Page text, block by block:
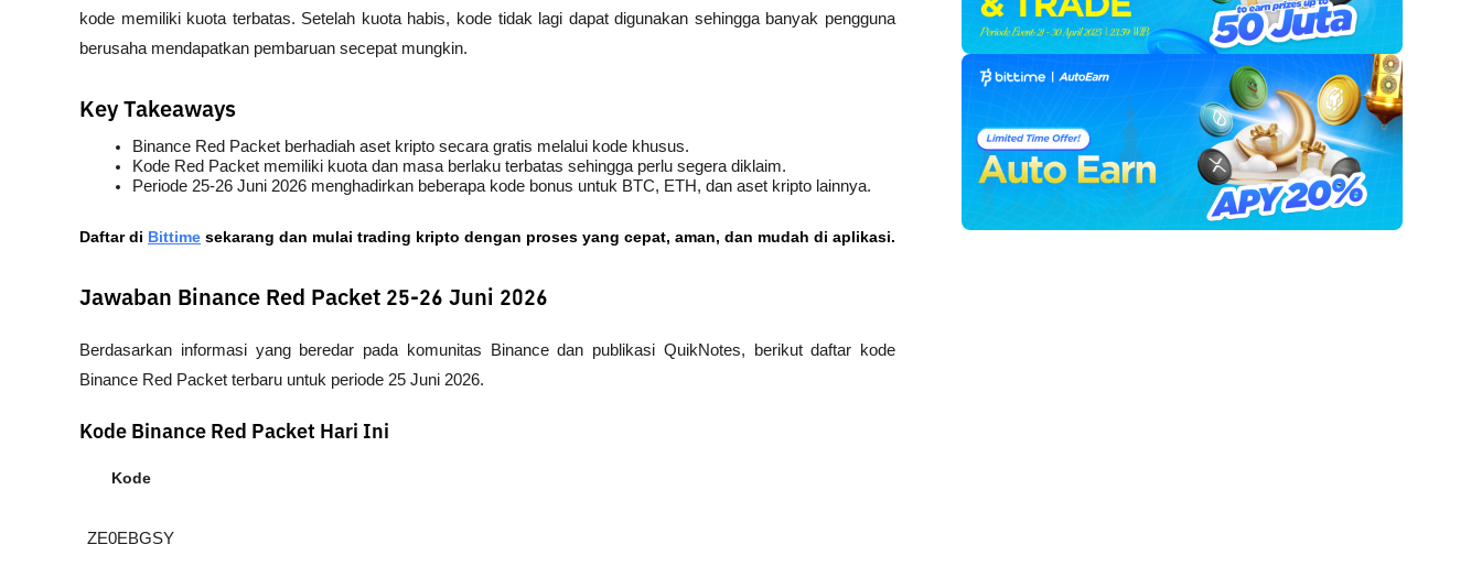
kode memiliki kuota terbatas. Setelah kuota habis, kode tidak lagi dapat digunakan sehingga banyak pengguna
berusaha mendapatkan pembaruan secepat mungkin.
Key Takeaways
Binance Red Packet berhadiah aset kripto secara gratis melalui kode khusus.
Kode Red Packet memiliki kuota dan masa berlaku terbatas sehingga perlu segera diklaim.
Periode 25-26 Juni 2026 menghadirkan beberapa kode bonus untuk BTC, ETH, dan aset kripto lainnya.
Daftar di Bittime sekarang dan mulai trading kripto dengan proses yang cepat, aman, dan mudah di aplikasi.
Jawaban Binance Red Packet 25-26 Juni 2026
Berdasarkan informasi yang beredar pada komunitas Binance dan publikasi QuikNotes, berikut daftar kode
Binance Red Packet terbaru untuk periode 25 Juni 2026.
Kode Binance Red Packet Hari Ini
Kode
ZE0EBGSY